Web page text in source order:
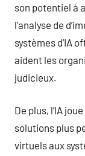
son potentiel à
l’analyse de
systèmes d’IA
aident les
judicieux.
De plus, l’IA
solutions plus
virtuels aux